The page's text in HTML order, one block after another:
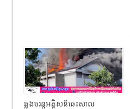
ឆ្លងចរន្តអគ្គិសនីឆេះសាល